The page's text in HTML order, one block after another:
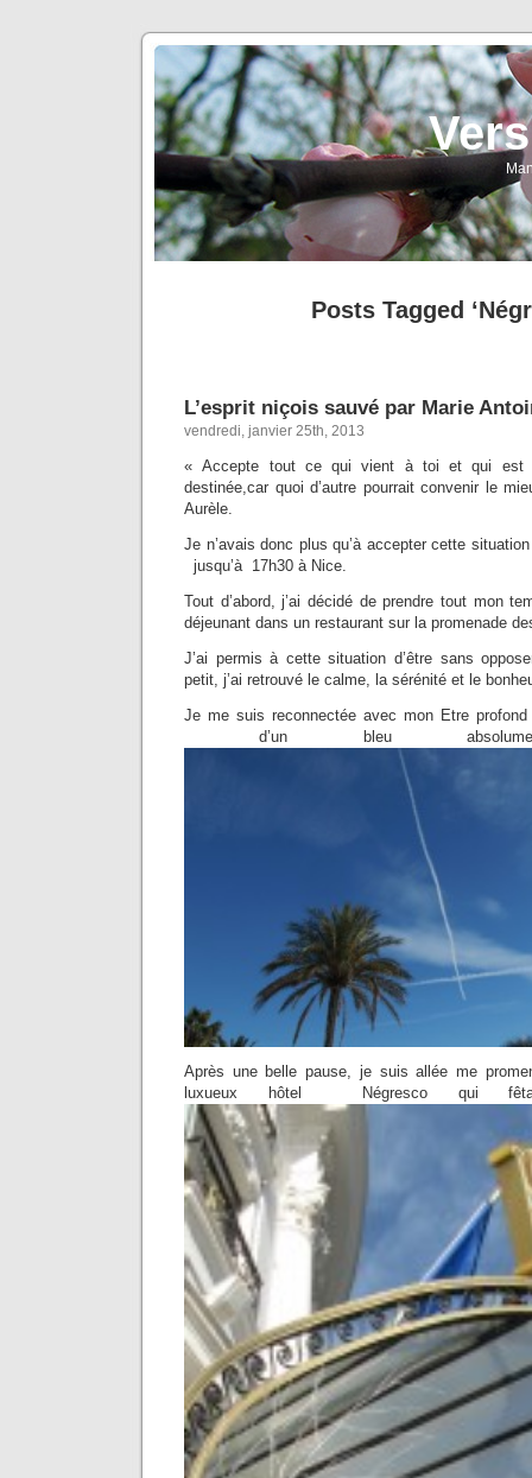
Posts Tagged
L’esprit niçois sauvé par Marie
vendredi, janvier 25th, 2013
« Accepte tout ce qui vient à toi et qui est
destinée,car quoi d’autre pourrait convenir le
Aurèle.
Je n’avais donc plus qu’à accepter cette
jusqu’à 17h30 à Nice.
Tout d’abord, j’ai décidé de prendre tout mon
déjeunant dans un restaurant sur la promenade
J’ai permis à cette situation d’être sans
petit, j’ai retrouvé le calme, la sérénité et le
Je me suis reconnectée avec mon Etre
d’un bleu absolument
Après une belle pause, je suis allée me
luxueux hôtel Négresco qui